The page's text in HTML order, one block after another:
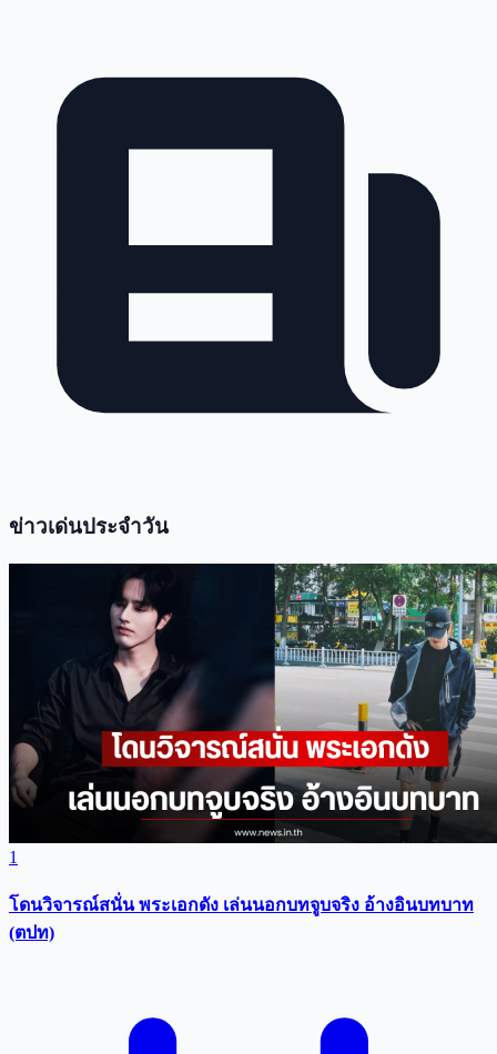
ข่าวเด่นประจำวัน
1
โดนวิจารณ์สนั่น พระเอกดัง เล่นนอกบทจูบจริง อ้างอินบทบาท
(ตปท)